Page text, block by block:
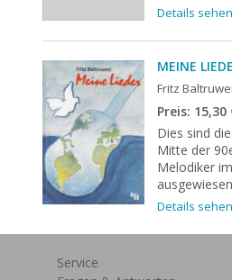
Details sehen
MEINE
Fritz
Preis: 15,30
Dies sind
Mitte der
Melodiker
Details sehen
Service